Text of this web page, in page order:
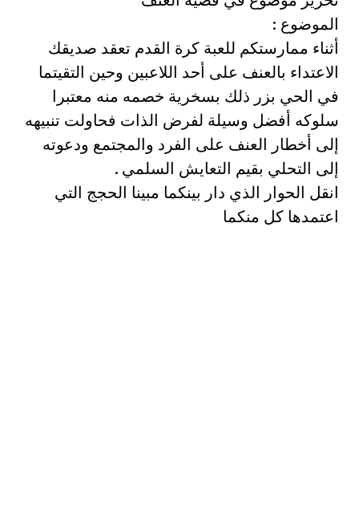
الموضوع :
أثناء ممارستكم للعبة كرة القدم تعقد صديقك
الاعتداء بالعنف على أحد اللاعبين وحين التقيتما
في الحي بزر ذلك بسخرية خصمه منه معتبرا
سلوكه أفضل وسيلة لفرض الذات فحاولت تنبيهه
إلى أخطار العنف على الفرد والمجتمع ودعوته
إلى التحلي بقيم التعايش السلمي .
انقل الحوار الذي دار بينكما مبينا الحجج التي
اعتمدها كل منكما